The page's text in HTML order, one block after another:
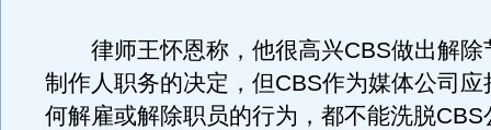
律师王怀恩称，他很高兴CBS做出解除
制作人职务的决定，但CBS作为媒体公司应
何解雇或解除职员的行为，都不能洗脱CBS